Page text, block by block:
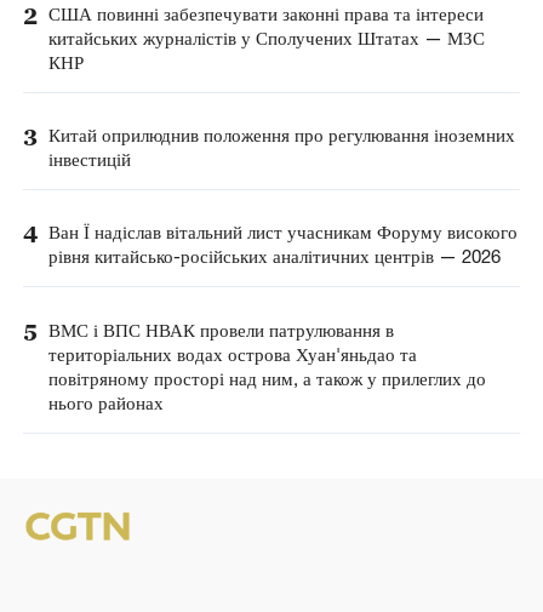
2 США повинні забезпечувати законні права та інтереси
китайських журналістів у Сполучених Штатах — МЗС
КНР
3 Китай оприлюднив положення про регулювання іноземних
інвестицій
4 Ван Ї надіслав вітальний лист учасникам Форуму високого
рівня китайсько-російських аналітичних центрів — 2026
5 ВМС і ВПС НВАК провели патрулювання в
територіальних водах острова Хуан'яньдао та
повітряному просторі над ним, а також у прилеглих до
нього районах